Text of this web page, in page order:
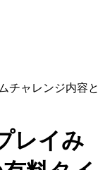
チャレンジ内容と
レイみ